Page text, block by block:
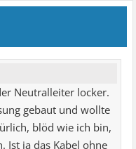
Neutralleiter locker.
gebaut und wollte
blöd wie ich bin,
Ist ja das Kabel ohne